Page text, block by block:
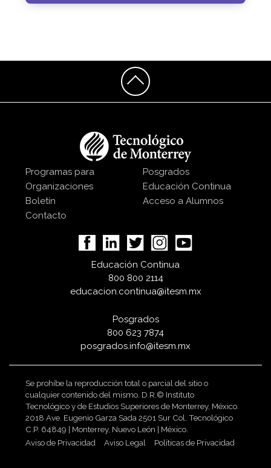
Programas para
Organizaciones
Boletín
Contacto
Posgrados
Educación Continua
Acceso a Alumnos
Educación Continua
800 800 2114
educacion.continua@itesm.mx
Posgrados
800 623 7874
posgrados.info@itesm.mx
Se prohíbe la reproducción total o parcial del sitio o
cualquier contenido del mismo. D.R.© Instituto
Tecnológico y de Estudios Superiores de Monterrey, México.
2018 Ave. Eugenio Garza Sada 2501 Sur Col. Tecnológico
C.P. 64849 | Monterrey, Nuevo León | México.
Aviso de Privacidad
Aviso Legal Políticas de Privacidad